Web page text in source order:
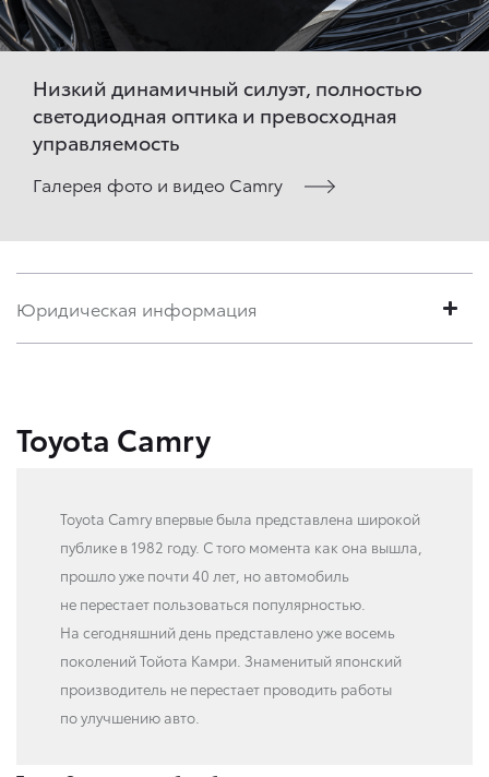
Низкий динамичный силуэт, полностью
светодиодная оптика и превосходная
управляемость
Галерея фото и видео Camry
Юридическая информация
Toyota Camry
Toyota Camry впервые была представлена широкой
публике в 1982 году. С того момента как она вышла,
прошло уже почти 40 лет, но автомобиль
не перестает пользоваться популярностью.
На сегодняшний день представлено уже восемь
поколений Тойота Камри. Знаменитый японский
производитель не перестает проводить работы
по улучшению авто.